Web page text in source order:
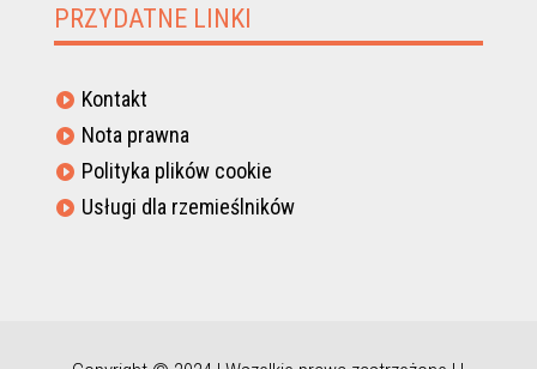
PRZYDATNE LINKI
 Kontakt
 Nota prawna
 Polityka plików cookie
 Usługi dla rzemieślników